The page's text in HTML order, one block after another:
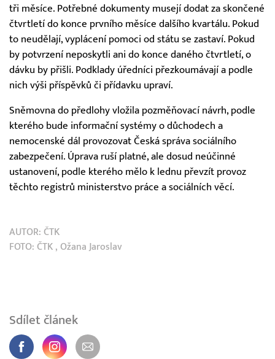
tři měsíce. Potřebné dokumenty musejí dodat za skončené
čtvrtletí do konce prvního měsíce dalšího kvartálu. Pokud
to neudělají, vyplácení pomoci od státu se zastaví. Pokud
by potvrzení neposkytli ani do konce daného čtvrtletí, o
dávku by přišli. Podklady úředníci přezkoumávají a podle
nich výši příspěvků či přídavku upraví.
Sněmovna do předlohy vložila pozměňovací návrh, podle
kterého bude informační systémy o důchodech a
nemocenské dál provozovat Česká správa sociálního
zabezpečení. Úprava ruší platné, ale dosud neúčinné
ustanovení, podle kterého mělo k lednu převzít provoz
těchto registrů ministerstvo práce a sociálních věcí.
AUTOR: ČTK
FOTO: ČTK , Ožana Jaroslav
Sdílet článek